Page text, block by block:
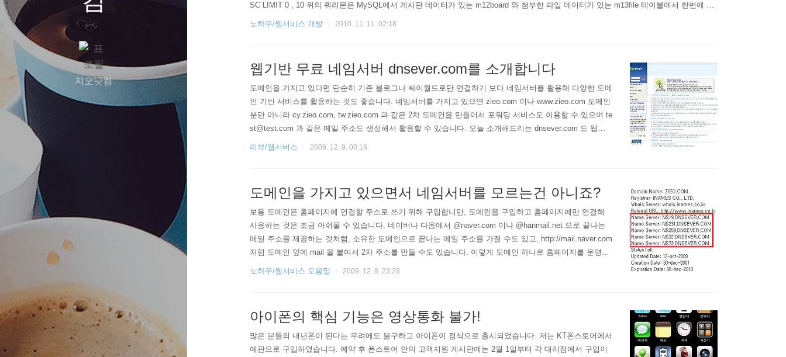
지오닷컴
SC LIMIT 0 , 10 위의 쿼리문은 MySQL에서 게시판 데이터가 있는 m12board 와 첨부한 파일 데이터가 있는 m13file 테이블에서 한번에 데
이터를 불러오는 쿼리문 입니다. 쿼..
노하우/웹서비스 개발 2010. 11. 11. 02:18
웹기반 무료 네임서버 dnsever.com를 소개합니다
도메인을 가지고 있다면 단순히 기존 블로그나 싸이월드로만 연결하기 보다 네임서버를 활용해 다양한 도메
인 기반 서비스를 활용하는 것도 좋습니다. 네임서버를 가지고 있으면 zieo.com 이나 www.zieo.com 도메인
뿐만 아니라 cy.zieo.com, tw.zieo.com 과 같은 2차 도메인을 만들어서 포워딩 서비스도 이용할 수 있으며 te
st@test.com 과 같은 메일 주소도 생성해서 활용할 수 있습니다. 오늘 소개해드리는 dnsever.com 도 웹기
반 네임서버 입니다. 오픈젠(http://www.opengen.com)이라는 회사에서 무료로 제공하고 있고, 저도 1년 이
리뷰/웹서비스 2009. 12. 9. 00:16
도메인을 가지고 있으면서 네임서버를 모르는건 아니죠?
보통 도메인은 홈페이지에 연결할 주소로 쓰기 위해 구입합니만, 도메인을 구입하고 홈페이지에만 연결해
사용하는 것은 조금 아쉬울 수 있습니다. 네이버나 다음에서 @naver.com 이나 @hanmail.net 으로 끝나는
메일 주소를 제공하는 것처럼, 소유한 도메인으로 끝나는 메일 주소를 가질 수도 있고, http://mail.naver.com
처럼 도메인 앞에 mail 을 붙여서 2차 주소를 만들 수도 있습니다. 이렇게 도메인 하나로 홈페이지를 운영하
는 것 외에 메일이나 2차 주소를 이용하기 위해서는 네임서버라는 것이 있어야 합니다. 도메인을 구입하면
노하우/웹서비스 도움말 2009. 12. 8. 23:28
아이폰의 핵심 기능은 영상통화 불가!
많은 분들의 내년폰이 된다는 우려에도 불구하고 아이폰이 정식으로 출시되었습니다. 저는 KT폰스토어에서
예판으로 구입하였습니다. 예약 후 폰스토어 안의 고객지원 게시판에는 2월 1일부터 각 대리점에서 구입이